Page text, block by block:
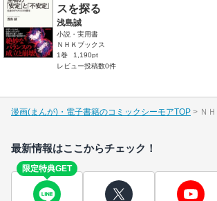
スを探る
浅島誠
小説・実用書
ＮＨＫブックス
1巻
1,190pt
レビュー投稿数0件
漫画(まんが)・電子書籍のコミックシーモアTOP Ｎ
最新情報はここからチェック！
限定特典GET